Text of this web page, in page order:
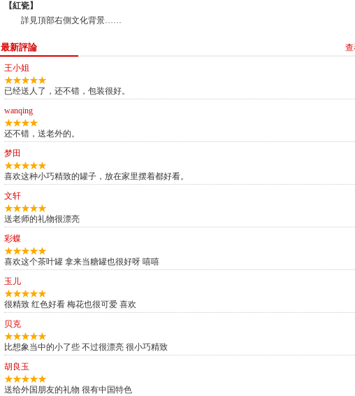
【紅瓷】
詳見頂部右側文化背景……
最新評論 查
王小姐
已经送人了，还不错，包装很好。
wanqing
还不错，送老外的。
梦田
喜欢这种小巧精致的罐子，放在家里摆着都好看。
文轩
送老师的礼物很漂亮
彩蝶
喜欢这个茶叶罐 拿来当糖罐也很好呀 嘻嘻
玉儿
很精致 红色好看 梅花也很可爱 喜欢
贝克
比想象当中的小了些 不过很漂亮 很小巧精致
胡良玉
送给外国朋友的礼物 很有中国特色